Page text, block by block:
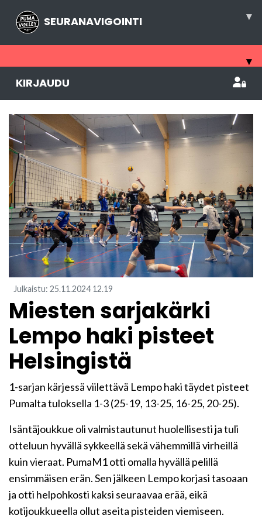
SEURANAVIGOINTI ▾
▾
KIRJAUDU
Julkaistu: 25.11.2024 12.19
Miesten sarjakärki
Lempo haki pisteet
Helsingistä
1-sarjan kärjessä viilettävä Lempo haki täydet pisteet
Pumalta tuloksella 1-3 (25-19, 13-25, 16-25, 20-25).
Isäntäjoukkue oli valmistautunut huolellisesti ja tuli
otteluun hyvällä sykkeellä sekä vähemmillä virheillä
kuin vieraat. PumaM1 otti omalla hyvällä pelillä
ensimmäisen erän. Sen jälkeen Lempo korjasi tasoaan
ja otti helpohkosti kaksi seuraavaa erää, eikä
kotijoukkueella ollut aseita pisteiden viemiseen.